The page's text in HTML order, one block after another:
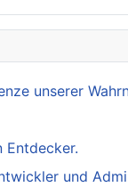
unserer
Entdecker.
und